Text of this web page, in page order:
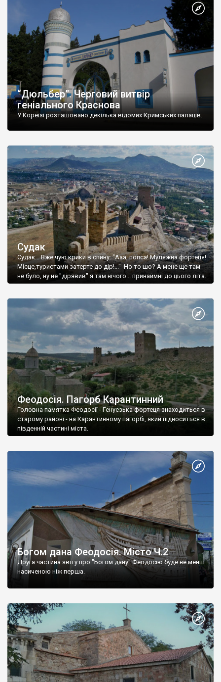
“Дюльбер”. Черговий витвір
геніального Краснова
У Кореїзі розташовано декілька відомих Кримських палаців.
Судак
Судак... Вже чую крики в спину: "Ааа, попса! Муляжна фортеця!
Місце,туристами затерте до дір!..." Но то шо? А мене ще там
не було, ну не "дірявив" я там нічого... принаймні до цього літа.
Феодосія. Пагорб Карантинний
Головна памятка Феодосії - Генуезька фортеця знаходиться в
старому районі - на Карантинному пагорбі, який підноситься в
південній частині міста.
Богом дана Феодосія. Місто Ч.2
Друга частина звіту про "Богом дану" Феодосію буде не менш
насиченою ніж перша.